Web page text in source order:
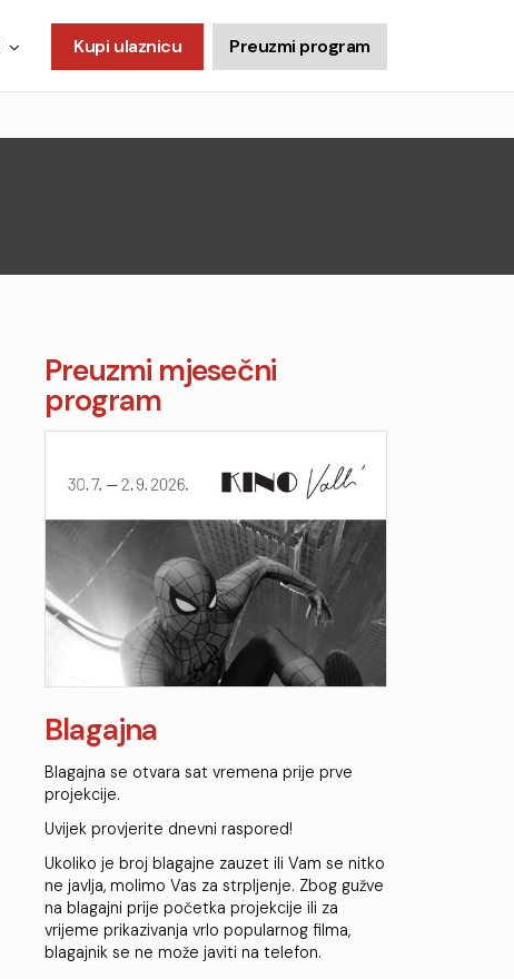
Kupi ulaznicu Preuzmi program
Preuzmi mjesečni
program
Blagajna
Blagajna se otvara sat vremena prije prve
projekcije.
Uvijek provjerite dnevni raspored!
Ukoliko je broj blagajne zauzet ili Vam se nitko
ne javlja, molimo Vas za strpljenje. Zbog gužve
na blagajni prije početka projekcije ili za
vrijeme prikazivanja vrlo popularnog filma,
blagajnik se ne može javiti na telefon.